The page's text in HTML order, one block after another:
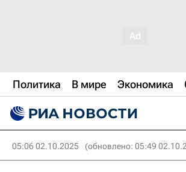
Политика В мире Экономика
05:06 02.10.2025 (обновлено: 05:49